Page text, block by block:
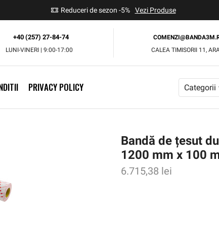
Reduceri de sezon -5% Vezi Produse
+40 (257) 27-84-74
LUNI-VINERI | 9:00-17:00
CALEA TIMISORII 11,
PRIVACY POLICY Categorii
Bandă de țesut
1200 mm x 100
6.715,38 lei